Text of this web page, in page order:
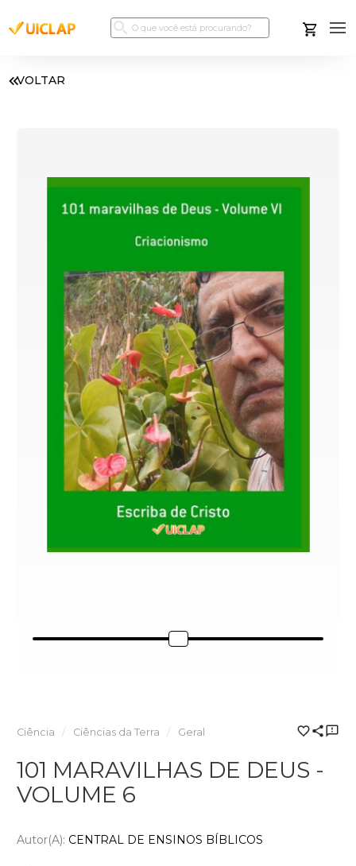
VOLTAR
Ciência Ciências da Terra Geral
101 MARAVILHAS DE DEUS -
VOLUME 6
Autor(a): CENTRAL DE ENSINOS BÍBLICOS